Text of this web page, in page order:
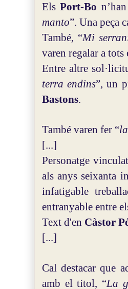
ElsPort-Bo
manto”. Una peça
També, “Mi
varen regalar a
Entre altre
terra endins”, un
Bastons.
També varen fer “
[...]
Personatge
als anys seixanta
infatigable
entranyable entre
Text d'en Càstor
[...]
Cal destacar que
amb el títol, “La